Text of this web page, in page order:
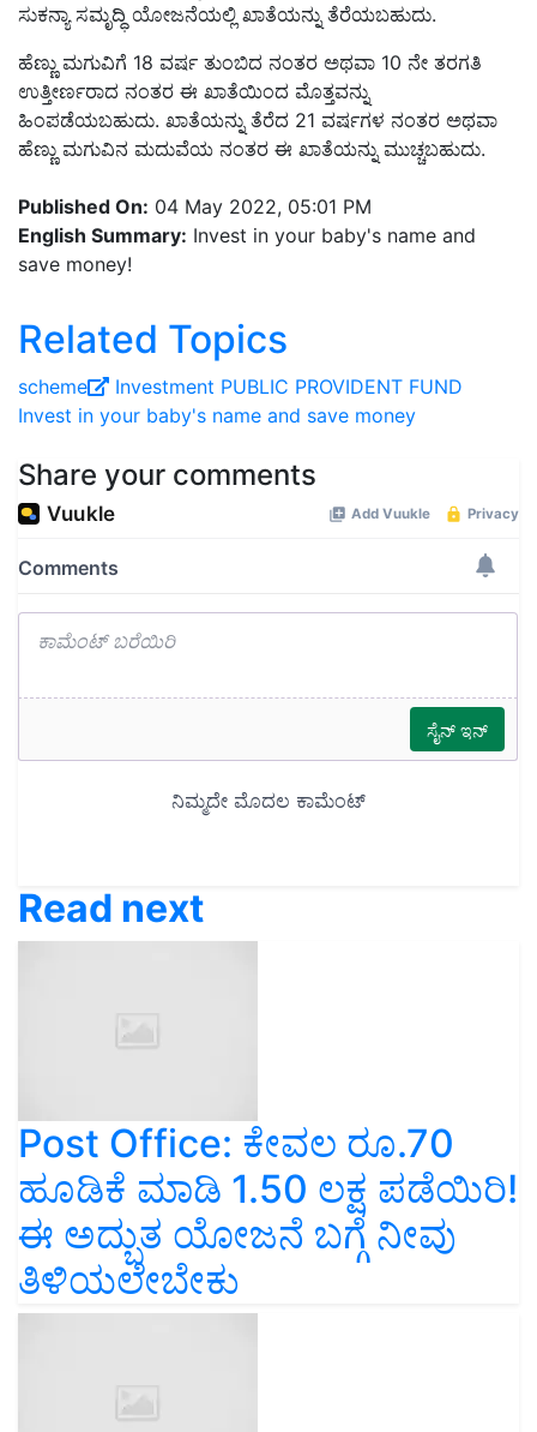
ಸುಕನ್ಯಾ ಸಮೃದ್ಧಿ ಯೋಜನೆಯಲ್ಲಿ ಖಾತೆಯನ್ನು ತೆರೆಯಬಹುದು.
ಹೆಣ್ಣು ಮಗುವಿಗೆ 18 ವರ್ಷ ತುಂಬಿದ ನಂತರ ಅಥವಾ 10 ನೇ ತರಗತಿ
ಉತ್ತೀರ್ಣರಾದ ನಂತರ ಈ ಖಾತೆಯಿಂದ ಮೊತ್ತವನ್ನು
ಹಿಂಪಡೆಯಬಹುದು. ಖಾತೆಯನ್ನು ತೆರೆದ 21 ವರ್ಷಗಳ ನಂತರ ಅಥವಾ
ಹೆಣ್ಣು ಮಗುವಿನ ಮದುವೆಯ ನಂತರ ಈ ಖಾತೆಯನ್ನು ಮುಚ್ಚಬಹುದು.
Published On: 04 May 2022, 05:01 PM
English Summary: Invest in your baby's name and
save money!
Related Topics
scheme Investment PUBLIC PROVIDENT FUND
Invest in your baby's name and save money
Share your comments
Read next
Post Office: ಕೇವಲ ರೂ.70
ಹೂಡಿಕೆ ಮಾಡಿ 1.50 ಲಕ್ಷ ಪಡೆಯಿರಿ!
ಈ ಅದ್ಬುತ ಯೋಜನೆ ಬಗ್ಗೆ ನೀವು
ತಿಳಿಯಲೇಬೇಕು